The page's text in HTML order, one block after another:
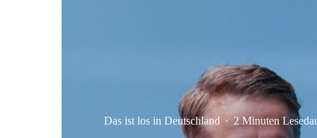
Das ist los in Deutschland · 2 Minuten